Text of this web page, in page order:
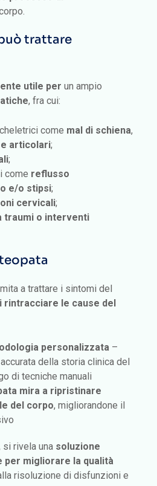
trattare
utile per un ampio
, fra cui:
come mal di schiena,
articolari;
;
come reflusso
e/o stipsi;
cervicali;
traumi o interventi
a trattare i sintomi del
rintracciare le cause del
personalizzata –
della storia clinica del
di tecniche manuali
mira a ripristinare
del corpo, migliorandone il
si rivela una soluzione
per migliorare la qualità
risoluzione di disfunzioni e